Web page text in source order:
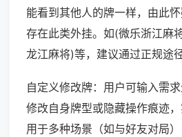
能看到其他人的牌一样，由此
存在此类外挂。如(微乐浙江麻
龙江麻将)等，建议通过正规途
自定义修改牌：用户可输入需求
修改自身牌型或隐藏操作痕迹
用于多种场景（如与好友对局